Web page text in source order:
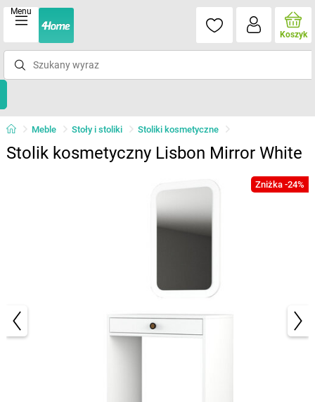
Menu
Koszyk
Meble Stoły i stoliki Stoliki kosmetyczne
Stolik kosmetyczny Lisbon Mirror White
Zniżka -24%